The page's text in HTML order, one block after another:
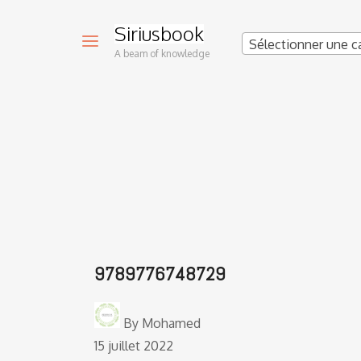
Siriusbook
A beam of knowledge
Sélectionner une
9789776748729
By Mohamed
15 juillet 2022